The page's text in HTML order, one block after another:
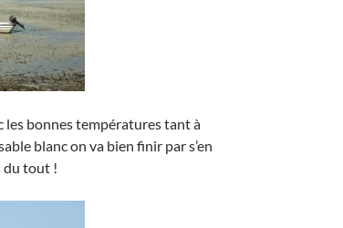
les bonnes températures tant à
blanc on va bien finir par s’en
du tout !